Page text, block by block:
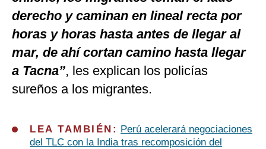
derecho y caminan en lineal recta por
horas y horas hasta antes de llegar al
mar, de ahí cortan camino hasta llegar
a Tacna”, les explican los policías
sureños a los migrantes.
LEA TAMBIÉN:
Perú acelerará negociaciones
del TLC con la India tras recomposición del